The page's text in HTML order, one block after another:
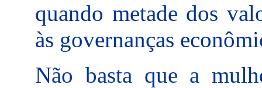
quando metade dos
às governanças
Não basta que a